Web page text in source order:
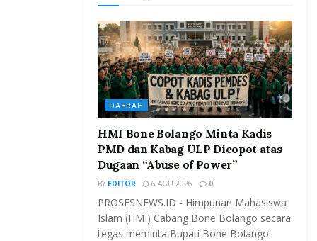
DAERAH
HMI Bone Bolango Minta Kadis
PMD dan Kabag ULP Dicopot atas
Dugaan “Abuse of Power”
BY EDITOR 6 AGU 2026 0
PROSESNEWS.ID - Himpunan Mahasiswa
Islam (HMI) Cabang Bone Bolango secara
tegas meminta Bupati Bone Bolango